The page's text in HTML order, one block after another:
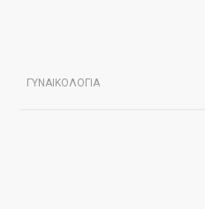
ΓΥΝΑΙΚΟΛΟΓΙΑ